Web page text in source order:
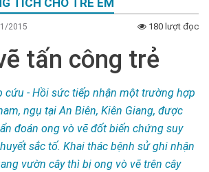
TÍCH CHO TRẺ EM
2015 180 lượt đọc
tấn công trẻ
cứu - Hồi sức tiếp nhận một trường hợp
ngụ tại An Biên, Kiên Giang, được
đoán ong vò vẽ đốt biến chứng suy
sắc tố. Khai thác bệnh sử ghi nhận
vườn cây thì bị ong vò vẽ trên cây